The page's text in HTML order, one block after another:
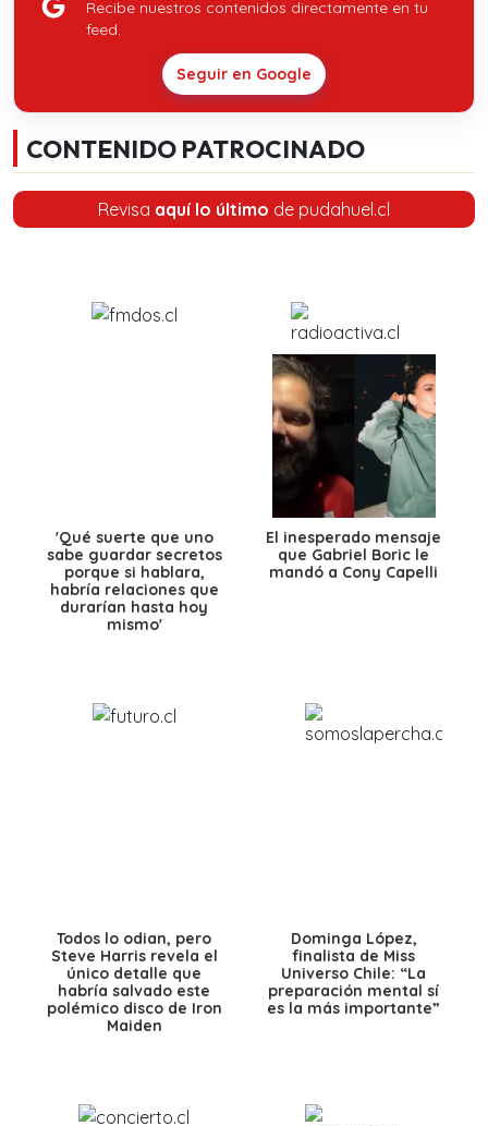
Recibe nuestros contenidos directamente en tu
feed.
Seguir en Google
CONTENIDO PATROCINADO
Revisa aquí lo último de pudahuel.cl
'Qué suerte que uno
sabe guardar secretos
porque si hablara,
habría relaciones que
durarían hasta hoy
mismo'
El inesperado mensaje
que Gabriel Boric le
mandó a Cony Capelli
Todos lo odian, pero
Steve Harris revela el
único detalle que
habría salvado este
polémico disco de Iron
Maiden
Dominga López,
finalista de Miss
Universo Chile: “La
preparación mental sí
es la más importante”